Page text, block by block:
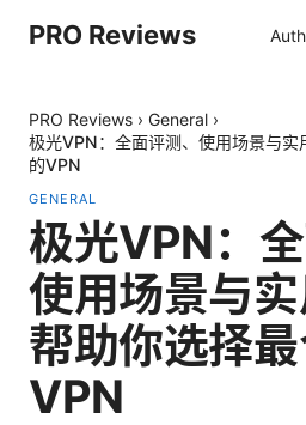
PRO Reviews
PRO Reviews › General ›
极光VPN：全面评测、使用场景与
的VPN
GENERAL
极光VPN：全
使用场景与实
帮助你选择
VPN